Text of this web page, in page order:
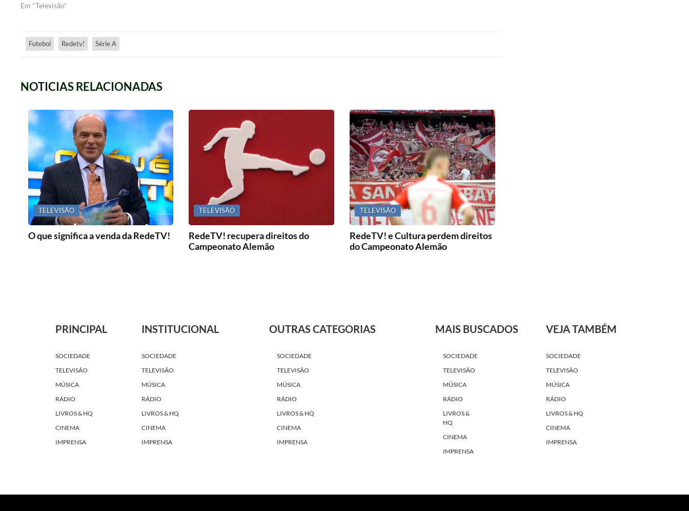
Em "Televisão"
Futebol Redetv! Série A
NOTICIAS RELACIONADAS
TELEVISÃO
O que significa a venda da RedeTV!
TELEVISÃO
RedeTV! recupera direitos do
Campeonato Alemão
TELEVISÃO
RedeTV! e Cultura perdem direitos
do Campeonato Alemão
PRINCIPAL
SOCIEDADE
TELEVISÃO
MÚSICA
RÁDIO
LIVROS & HQ
CINEMA
IMPRENSA
INSTITUCIONAL
SOCIEDADE
TELEVISÃO
MÚSICA
RÁDIO
LIVROS & HQ
CINEMA
IMPRENSA
OUTRAS CATEGORIAS
SOCIEDADE
TELEVISÃO
MÚSICA
RÁDIO
LIVROS & HQ
CINEMA
IMPRENSA
MAIS BUSCADOS
SOCIEDADE
TELEVISÃO
MÚSICA
RÁDIO
LIVROS &
HQ
CINEMA
IMPRENSA
VEJA TAMBÉM
SOCIEDADE
TELEVISÃO
MÚSICA
RÁDIO
LIVROS & HQ
CINEMA
IMPRENSA